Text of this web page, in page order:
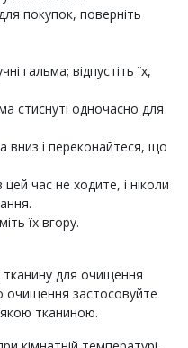
покупок, поверніть
гальма; відпустіть їх,
стиснуті одночасно для
вниз і переконайтеся, що
час не ходите, і ніколи
їх вгору.
тканину для очищення
очищення застосовуйте
тканиною.